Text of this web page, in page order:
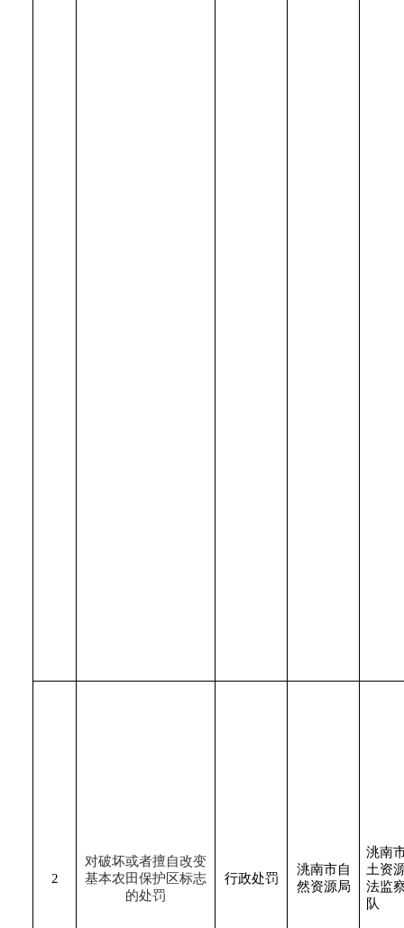
2
对破坏或者擅自改变
基本农田保护区标志
的处罚
行政处罚
洮南市自
然资源局
洮南
土资
法监
队